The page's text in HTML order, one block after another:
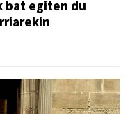
bat egiten du